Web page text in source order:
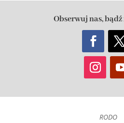
Obserwuj nas, bądź
RODO